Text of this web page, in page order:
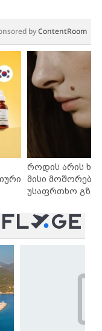
byContentRoom
როდის არის
მისი
უსაფრთხო